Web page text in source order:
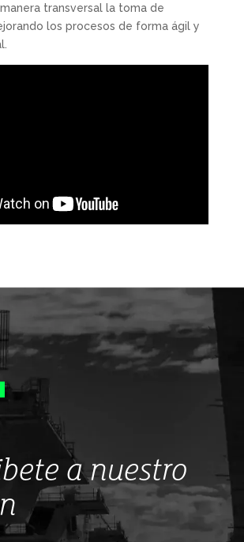
transversal la toma de
los procesos de forma ágil y
a nuestro